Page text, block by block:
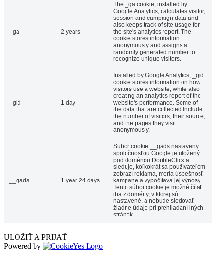
_ga 2 years
The _ga cookie, installed by
Google Analytics, calculates visitor,
session and campaign data and
also keeps track of site usage for
the site's analytics report. The
cookie stores information
anonymously and assigns a
randomly generated number to
recognize unique visitors.
_gid 1 day
Installed by Google Analytics, _gid
cookie stores information on how
visitors use a website, while also
creating an analytics report of the
website's performance. Some of
the data that are collected include
the number of visitors, their source,
and the pages they visit
anonymously.
__gads 1 year 24 days
Súbor cookie __gads nastavený
spoločnosťou Google je uložený
pod doménou DoubleClick a
sleduje, koľkokrát sa používateľom
zobrazí reklama, meria úspešnosť
kampane a vypočítava jej výnosy.
Tento súbor cookie je možné čítať
iba z domény, v ktorej sú
nastavené, a nebude sledovať
žiadne údaje pri prehliadaní iných
stránok.
ULOŽIŤ A PRIJAŤ
Powered by